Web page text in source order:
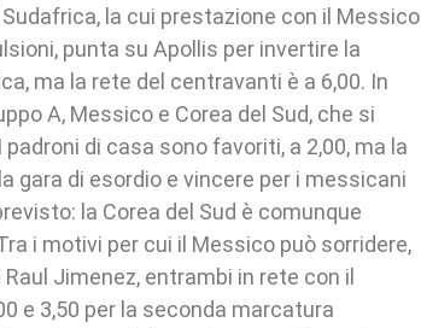
la cui prestazione con il Messico
punta su Apollis per invertire la
ma la rete del centravanti è a 6,00. In
A, Messico e Corea del Sud, che si
di casa sono favoriti, a 2,00, ma la
gara di esordio e vincere per i messicani
la Corea del Sud è comunque
i motivi per cui il Messico può sorridere,
Jimenez, entrambi in rete con il
e 3,50 per la seconda marcatura